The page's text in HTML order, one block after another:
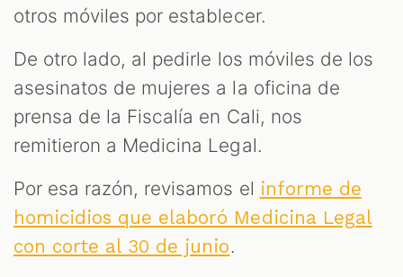
otros móviles por establecer.
De otro lado, al pedirle los móviles de los
asesinatos de mujeres a la oficina de
prensa de la Fiscalía en Cali, nos
remitieron a Medicina Legal.
Por esa razón, revisamos el informe de
homicidios que elaboró Medicina Legal
con corte al 30 de junio.